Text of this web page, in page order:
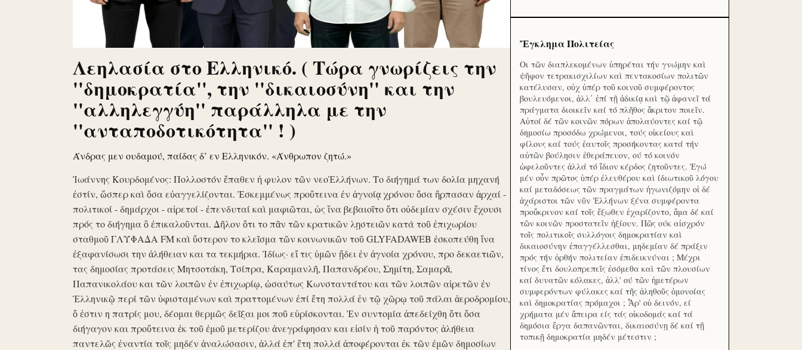
Λεηλασία στο Ελληνικό. ( Τώρα γνωρίζεις την
''δημοκρατία'', την ''δικαιοσύνη'' και την
''αλληλεγγύη'' παράλληλα με την
''ανταποδοτικότητα'' ! )
Άνδρας μεν ουδαμού, παίδας δ’ εν Ελληνικόν. «Άνθρωπον ζητώ.»
Ἰωάννης Κουρδομένος: Πολλοστόν ἔπαθεν ἡ φυλον τῶν νεοἙλλήνων. Το διήγημά των δολία μηχανή
ἐστίν, ὥσπερ καὶ ὅσα εὐαγγελίζονται. Ἐσκεμμένως προὔτεινα ἐν ἀγνοίᾳ χρόνου ὅσα ἥρπασαν ἀρχαί -
πολιτικοί - δημάρχοι - αἱρετοί - ἐπενδυταί καὶ μαφιῶται, ὡς ἵνα βεβαιοῖτο ὅτι οὐδεμίαν σχέσιν ἔχουσι
πρός το διήγημα ὃ ἐπικαλοῦνται. Δῆλον ὅτι το πᾶν τῶν κρατικῶν λῃστειῶν κατὰ τοῦ ἐπιχωρίου
σταθμοῦ ΓΛΥΦΑΔΑ FM καὶ ὕστερον το κλεῖσμα τῶν κοινωνικῶν τοῦ GLYFADAWEB ἐσκοπεύθη ἵνα
ἐξαφανίσωσι την ἀλήθειαν και τα τεκμήρια. Ἰδίως· εἴ τις ὑμῶν ᾔδει ἐν ἀγνοία χρόνου, προ δεκαετιῶν,
τας δημοσίας προτάσεις Μητσοτάκη, Τσίπρα, Καραμανλῆ, Παπανδρέου, Σημίτη, Σαμαρᾶ,
Παπανικολάου και τῶν λοιπῶν ἐν ἐπιχωρίῳ, ὡσαύτως Κωνσταντάτου και τῶν λοιπῶν αἱρετῶν ἐν
Ἑλληνικῷ περί τῶν ὑφισταμένων καὶ πραττομένων ἐπί ἔτη πολλά ἐν τῷ χῶρῳ τοῦ πάλαι ἀεροδρομίου,
ὅ ἐστιν η πατρίς μου, δέομαι θερμῶς δεῖξαι μοι ποῦ εὑρίσκονται. Ἐν συντομία ἀπεδείχθη ὅτι ὅσα
διήγαγον και προὔτεινα ἐκ τοῦ ἐμοῦ μετερίζου ἀνεγράφησαν και εἰσίν ἡ τοῦ παρόντος ἀλήθεια
παντελῶς ἐναντία τοῖς μηδέν ἀναλώσασιν, ἀλλά ἐπ' ἔτη πολλά ἀποφέρονται ἐκ τῶν ἐμῶν δημοσίων
Ἔγκλημα Πολιτείας
Οι τῶν διαπλεκομένων ὑπηρέται τήν γνώμην καὶ
ψῆφον τετρακισχιλίων καὶ πεντακοσίων πολιτῶν
κατέλυσαν, οὐχ ὑπέρ τοῦ κοινοῦ συμφέροντος
βουλευόμενοι, ἀλλ᾽ ἐπί τῇ ἀδικίᾳ καὶ τῷ ἀφανεῖ τά
πράγματα διοικεῖν καί τό πλῆθος ἄκριτον ποιεῖν.
Αὐτοί δέ τῶν κοινῶν πόρων ἀπολαύοντες καί τῷ
δημοσίω προσόδω χρώμενοι, τούς οἰκείους καὶ
φίλους καί τούς ἑαυτοῖς προσήκοντας κατά τήν
αὑτῶν βούλησιν ἐθεράπευον, ού τό κοινόν
ὠφελοῦντες ἀλλά τό ἴδιον κέρδος ζητοῦντες. Ἐγώ
μέν οὖν πρῶτος ὑπέρ ἐλευθέρου καὶ ίδιωτικοῦ λόγου
καί μεταδόσεως τῶν πραγμάτων ἠγωνιζόμην οἱ δέ
ἀχάριστοι τῶν νῦν Ἑλλήνων ξένα συμφέροντα
προὔκρινον καί τοῖς ἔξωθεν ἐχαρίζοντο, ἅμα δέ καί
τῶν κοινῶν προστατεῖν ἠξίουν. Πῶς ούκ αἰσχρόν
τοῖς πολιτικοῖς συλλόγοις δημοκρατίαν καὶ
δικαιοσύνην ἐπαγγέλλεσθαι, μηδεμίαν δέ πράξιν
πρός τήν ὀρθήν πολιτείαν ἐπιδεικνύναι ; Μέχρι
τίνος ἔτι δουλοπρεπεῖς ἐσόμεθα καὶ τῶν πλουσίων
καί δυνατῶν κόλακες, ἀλλ' ού τῶν ἡμετέρων
συμφερόντων φύλακες καί τῆς ἀληθοῦς ὁμονοίας
καὶ δημοκρατίας πρόμαχοι ; Ἆρ' οὐ δεινόν, εί
χρήματα μέν ἄπειρα είς τάς οἰκοδομάς καί τά
δημόσια ἔργα δαπανῶνται, δικαιοσύνῃ δέ καί τῇ
τοπικῇ δημοκρατία μηδέν μέτεστιν ;